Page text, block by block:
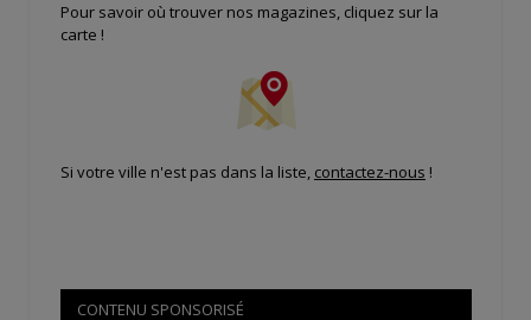
Pour savoir où trouver nos magazines, cliquez sur la
carte !
Si votre ville n'est pas dans la liste, contactez-nous !
CONTENU SPONSORISÉ